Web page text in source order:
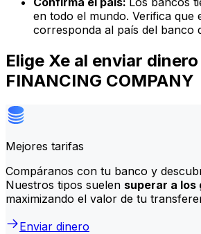
en todo el mundo. Verifica que
corresponda al país del banco
Elige Xe al enviar dinero
FINANCING COMPANY
Mejores tarifas
Compáranos con tu banco y
Nuestros tipos suelen superar a los
maximizando el valor de tu
Enviar dinero